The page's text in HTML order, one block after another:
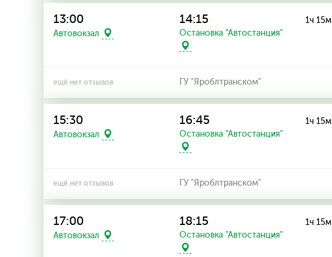
13:00
Автовокзал
14:15
Остановка "Автостанция"
1ч 15м
ещё нет отзывов ГУ "Яроблтранском"
15:30
Автовокзал
16:45
Остановка "Автостанция"
1ч 15м
ещё нет отзывов ГУ "Яроблтранском"
17:00
Автовокзал
18:15
Остановка "Автостанция"
1ч 15м